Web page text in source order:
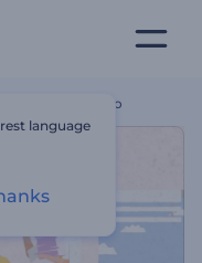
Plattform Promo
language